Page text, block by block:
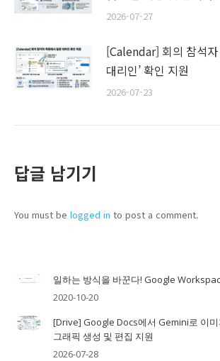
2026-07-27
[Calendar] 회의 참석자
대리인’ 확인 지원
2026-07-23
답글 남기기
You must be logged in to post a comment.
일하는 방식을 바꾼다! Google
2020-10-20
[Drive] Google Docs에서 Gemini로 이미
그래픽 생성 및 편집 지원
2026-07-28